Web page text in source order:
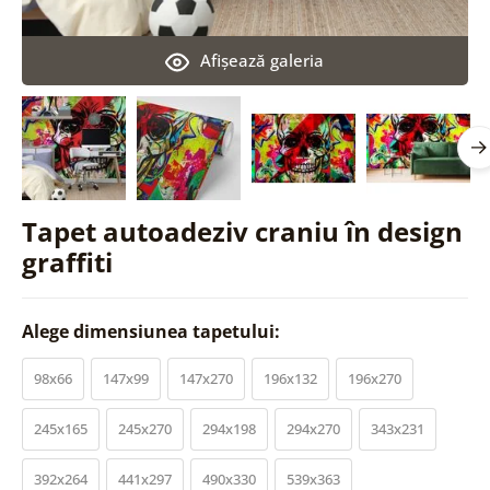
Tapet autoadeziv craniu în design
graffiti
Afişează galeria
Alege dimensiunea tapetului:
98x66 147x99 147x270 196x132 196x270
245x165 245x270 294x198 294x270 343x231
392x264 441x297 490x330 539x363